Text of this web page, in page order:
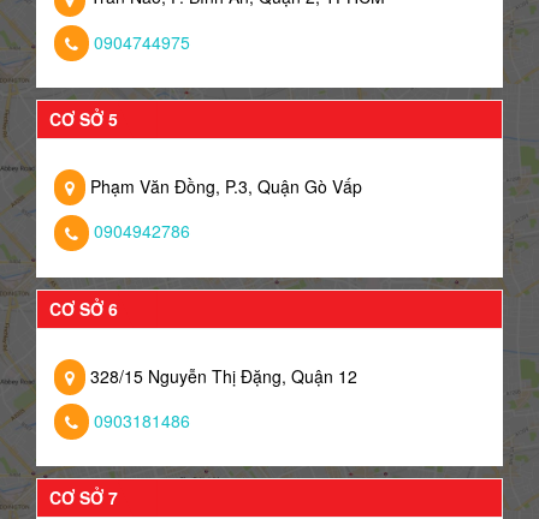
0904744975
CƠ SỞ 5
Phạm Văn Đồng, P.3, Quận Gò Vấp
0904942786
CƠ SỞ 6
328/15 Nguyễn Thị Đặng, Quận 12
0903181486
CƠ SỞ 7